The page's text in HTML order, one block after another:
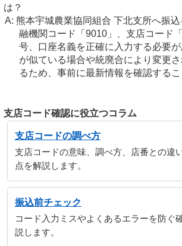
は？
熊本宇城農業協同組合 下北支所へ振
融機関コード「9010」、支店コード
号、口座名義を正確に入力する必要
が似ている場合や統廃合により変更
るため、事前に最新情報を確認するこ
支店コード確認に役立つコラム
支店コードの調べ方
支店コードの意味、調べ方、店番との違
点を解説します。
振込前チェック
コード入力ミスやよくあるエラーを防ぐ
説します。